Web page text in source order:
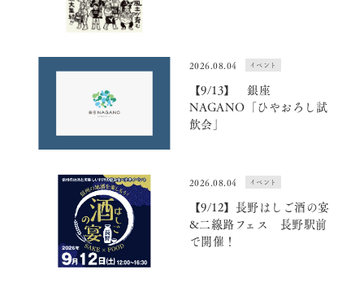
2026.08.04 イベント
【9/13】 銀座
NAGANO「ひやおろし試
飲会」
2026.08.04 イベント
【9/12】長野はしご酒の宴
&二線路フェス 長野駅前
で開催！